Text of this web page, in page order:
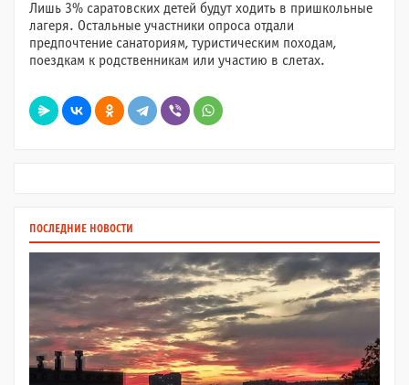
Лишь 3% саратовских детей будут ходить в пришкольные
лагеря. Остальные участники опроса отдали
предпочтение санаториям, туристическим походам,
поездкам к родственникам или участию в слетах.
ПОСЛЕДНИЕ НОВОСТИ